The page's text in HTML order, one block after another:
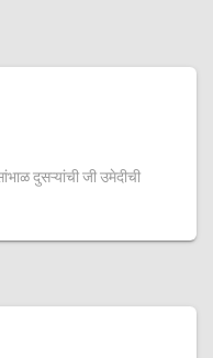
दुसऱ्यांची जी उमेदीची